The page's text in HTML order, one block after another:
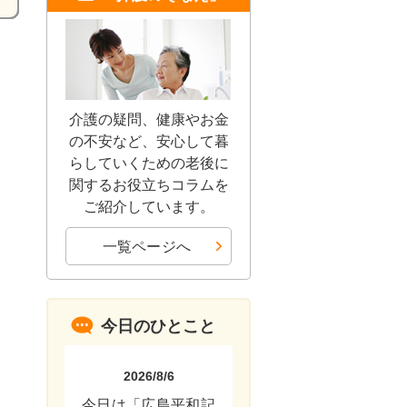
介護の疑問、健康やお金
の不安など、安心して暮
らしていくための老後に
関するお役立ちコラムを
ご紹介しています。
一覧ページへ
今日のひとこと
2026/8/6